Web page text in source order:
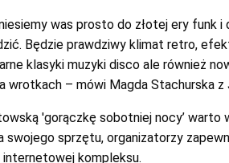
was prosto do złotej ery funk
Będzie prawdziwy klimat retro,
klasyki muzyki disco ale również
wrotkach – mówi Magda Stachurska z
'gorączkę sobotniej nocy’
swojego sprzętu, organizatorzy
kompleksu.